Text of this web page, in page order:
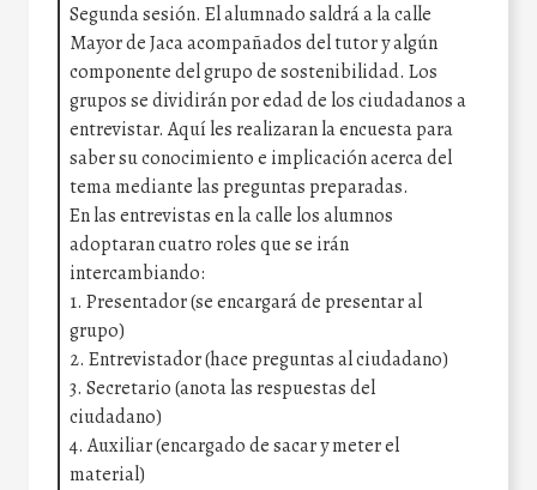
Segunda sesión. El alumnado saldrá a la calle
Mayor de Jaca acompañados del tutor y algún
componente del grupo de sostenibilidad. Los
grupos se dividirán por edad de los ciudadanos a
entrevistar. Aquí les realizaran la encuesta para
saber su conocimiento e implicación acerca del
tema mediante las preguntas preparadas.
En las entrevistas en la calle los alumnos
adoptaran cuatro roles que se irán
intercambiando:
1. Presentador (se encargará de presentar al
grupo)
2. Entrevistador (hace preguntas al ciudadano)
3. Secretario (anota las respuestas del
ciudadano)
4. Auxiliar (encargado de sacar y meter el
material)